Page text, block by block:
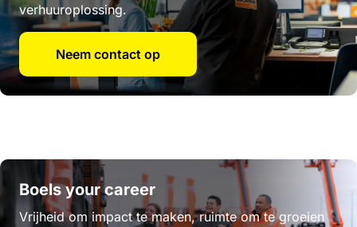
verhuuroplossing.
Neem contact op
Boels your career
Vrijheid om impact te maken, ruimte om te groeien